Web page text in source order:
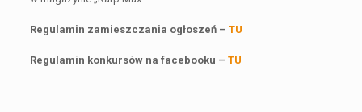
Regulamin zamieszczania ogłoszeń – TU
Regulamin konkursów na facebooku – TU